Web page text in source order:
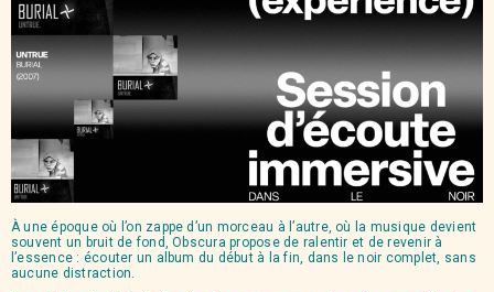
À une époque où l’on zappe d’un morceau à l’autre, où la musique devient
souvent un bruit de fond, Obscura propose de ralentir et de revenir à
l’essence : écouter un album du début à la fin, dans le noir complet, sans
aucune distraction.